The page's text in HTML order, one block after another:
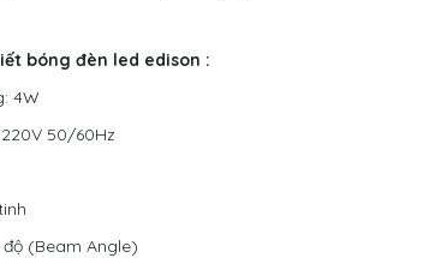
bóng đèn led edison :
4W
50/60Hz
(Beam Angle)